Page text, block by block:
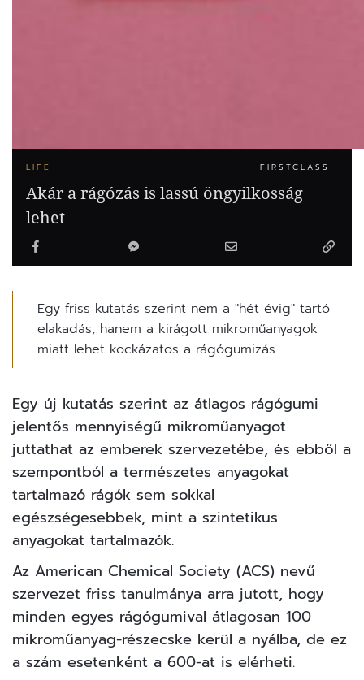
LIFE FIRSTCLASS
Akár a rágózás is lassú öngyilkosság
lehet
Egy friss kutatás szerint nem a "hét évig" tartó
elakadás, hanem a kirágott mikroműanyagok
miatt lehet kockázatos a rágógumizás.
Egy új kutatás szerint az átlagos rágógumi
jelentős mennyiségű mikroműanyagot
juttathat az emberek szervezetébe, és ebből a
szempontból a természetes anyagokat
tartalmazó rágók sem sokkal
egészségesebbek, mint a szintetikus
anyagokat tartalmazók.
Az American Chemical Society (ACS) nevű
szervezet friss tanulmánya arra jutott, hogy
minden egyes rágógumival átlagosan 100
mikroműanyag-részecske kerül a nyálba, de ez
a szám esetenként a 600-at is elérheti.